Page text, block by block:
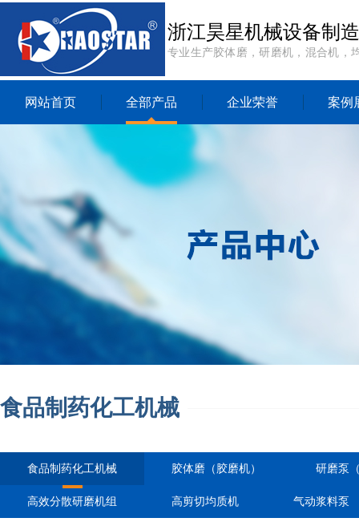
浙江昊星机械设备制
专业生产胶体磨，研磨机，混合机，
网站首页 全部产品 企业荣誉 案例
食品制药化工机械
食品制药化工机械 胶体磨（胶磨机） 研磨泵
高效分散研磨机组 高剪切均质机 气动浆料泵